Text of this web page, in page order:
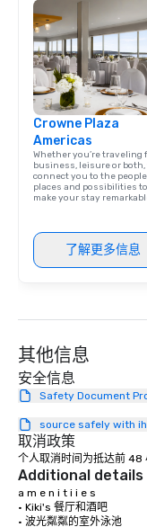
Crowne Plaza
Americas
Whether you’re traveling
business, leisure or both,
connect you to the
places and possibilities to
make your stay
了解更多信息
其他信息
安全信息
Safety Document
source safely with
取消政策
个人取消时间为抵达前 48
Additional details
a m e n i t i i e s
• Kiki's 餐厅和酒吧
• 波光粼粼的室外泳池